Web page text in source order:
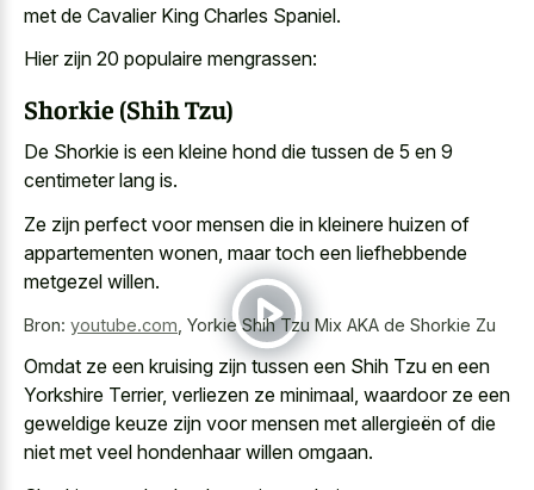
met de Cavalier King Charles Spaniel.
Hier zijn 20 populaire mengrassen:
Shorkie (Shih Tzu)
De Shorkie is een kleine hond die tussen de 5 en 9
centimeter lang is.
Ze zijn perfect voor mensen die in kleinere huizen of
appartementen wonen , maar toch een liefhebbende
metgezel willen.
Bron: youtube.com Yorkie Shih Tzu Mix AKA de Shorkie Zu
Omdat ze een kruising zijn tussen een Shih Tzu en een
Yorkshire Terrier, verliezen ze minimaal, waardoor ze een
geweldige keuze zijn voor mensen met allergieën of die
niet met veel hondenhaar willen omgaan.